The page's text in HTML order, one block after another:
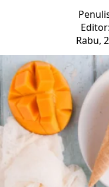
Rabu,